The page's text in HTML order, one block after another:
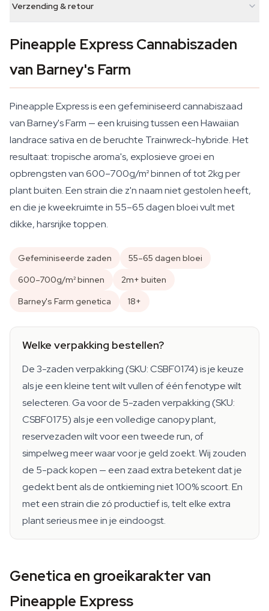
Verzending & retour
Pineapple Express Cannabiszaden
van Barney's Farm
Pineapple Express is een gefeminiseerd cannabiszaad
van Barney's Farm — een kruising tussen een Hawaiian
landrace sativa en de beruchte Trainwreck-hybride. Het
resultaat: tropische aroma's, explosieve groei en
opbrengsten van 600–700g/m² binnen of tot 2kg per
plant buiten. Een strain die z'n naam niet gestolen heeft,
en die je kweekruimte in 55–65 dagen bloei vult met
dikke, harsrijke toppen.
Gefeminiseerde zaden
55–65 dagen bloei
600–700g/m² binnen
2m+ buiten
Barney's Farm genetica
18+
Welke verpakking bestellen?
De 3-zaden verpakking (SKU: CSBF0174) is je keuze
als je een kleine tent wilt vullen of één fenotype wilt
selecteren. Ga voor de 5-zaden verpakking (SKU:
CSBF0175) als je een volledige canopy plant,
reservezaden wilt voor een tweede run, of
simpelweg meer waar voor je geld zoekt. Wij zouden
de 5-pack kopen — een zaad extra betekent dat je
gedekt bent als de ontkieming niet 100% scoort. En
met een strain die zó productief is, telt elke extra
plant serieus mee in je eindoogst.
Genetica en groeikarakter van
Pineapple Express